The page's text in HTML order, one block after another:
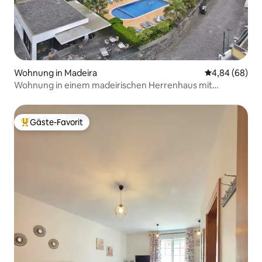
Wohnung in Madeira
4,84 (68)
Wohnung in einem madeirischen Herrenhaus mit
Beliebter Gäste-Favorit.
Gäste-Favorit